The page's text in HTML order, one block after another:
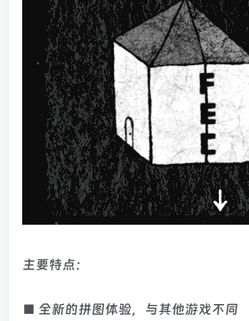
主要特点：
■ 全新的拼图体验，与其他游戏不同